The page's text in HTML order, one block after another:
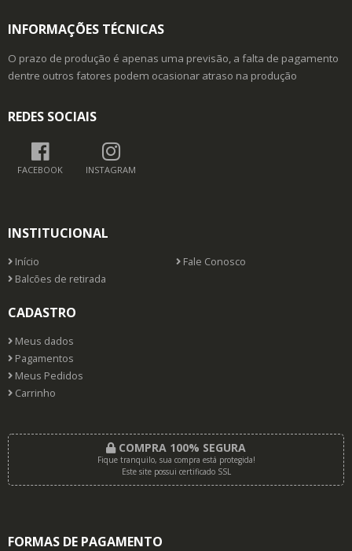
INFORMAÇÕES TÉCNICAS
O prazo de produção é apenas uma previsão, a falta de pagamento
dentre outros fatores podem ocasionar atraso na produção
REDES SOCIAIS
FACEBOOK INSTAGRAM
INSTITUCIONAL
Início
Fale Conosco
Balcões de retirada
CADASTRO
Meus dados
Pagamentos
Meus Pedidos
Carrinho
COMPRA 100% SEGURA
Fique tranquilo, sua compra está protegida!
Este site possui certificado SSL
FORMAS DE PAGAMENTO